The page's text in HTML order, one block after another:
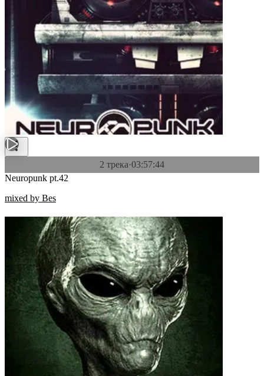
2 трека·03:57:44
Neuropunk pt.42
mixed by Bes